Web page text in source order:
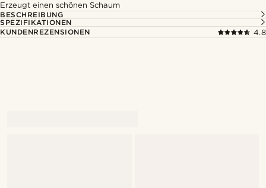
Erzeugt einen schönen Schaum
BESCHREIBUNG
SPEZIFIKATIONEN
KUNDENREZENSIONEN
4.8